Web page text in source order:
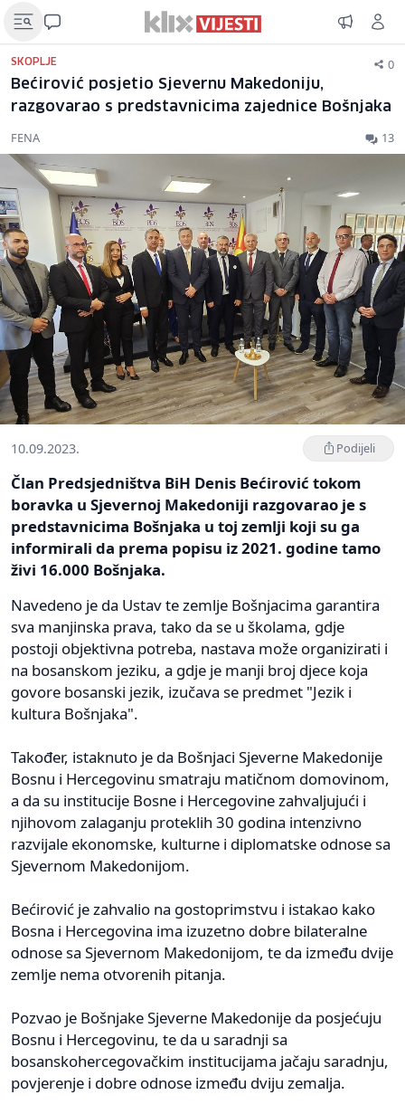
SKOPLJE 0
Bećirović posjetio Sjevernu Makedoniju,
razgovarao s predstavnicima zajednice Bošnjaka
FENA 13
10.09.2023. Podijeli
Član Predsjedništva BiH Denis Bećirović tokom
boravka u Sjevernoj Makedoniji razgovarao je s
predstavnicima Bošnjaka u toj zemlji koji su ga
informirali da prema popisu iz 2021. godine tamo
živi 16.000 Bošnjaka.
Navedeno je da Ustav te zemlje Bošnjacima garantira
sva manjinska prava, tako da se u školama, gdje
postoji objektivna potreba, nastava može organizirati i
na bosanskom jeziku, a gdje je manji broj djece koja
govore bosanski jezik, izučava se predmet "Jezik i
kultura Bošnjaka".
Također, istaknuto je da Bošnjaci Sjeverne Makedonije
Bosnu i Hercegovinu smatraju matičnom domovinom,
a da su institucije Bosne i Hercegovine zahvaljujući i
njihovom zalaganju proteklih 30 godina intenzivno
razvijale ekonomske, kulturne i diplomatske odnose sa
Sjevernom Makedonijom.
Bećirović je zahvalio na gostoprimstvu i istakao kako
Bosna i Hercegovina ima izuzetno dobre bilateralne
odnose sa Sjevernom Makedonijom, te da između dvije
zemlje nema otvorenih pitanja.
Pozvao je Bošnjake Sjeverne Makedonije da posjećuju
Bosnu i Hercegovinu, te da u saradnji sa
bosanskohercegovačkim institucijama jačaju saradnju,
povjerenje i dobre odnose između dviju zemalja.